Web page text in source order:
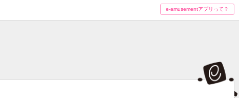
e-amusementアプリって？